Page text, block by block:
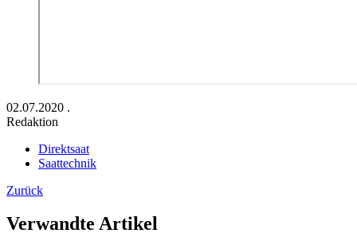
02.07.2020 .
Redaktion
Direktsaat
Saattechnik
Zurück
Verwandte Artikel